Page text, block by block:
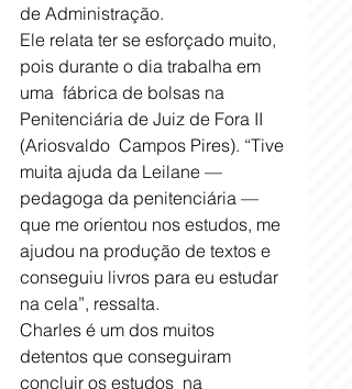
de Administração.
Ele relata ter se esforçado muito,
pois durante o dia trabalha em
uma  fábrica de bolsas na
Penitenciária de Juiz de Fora II
(Ariosvaldo  Campos Pires). “Tive
muita ajuda da Leilane —
pedagoga da penitenciária —
que me orientou nos estudos, me
ajudou na produção de textos e
conseguiu livros para eu estudar
na cela”, ressalta.
Charles é um dos muitos
detentos que conseguiram
concluir os estudos  na